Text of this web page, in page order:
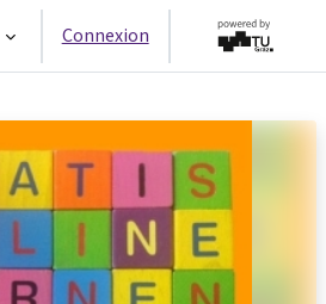
Connexion